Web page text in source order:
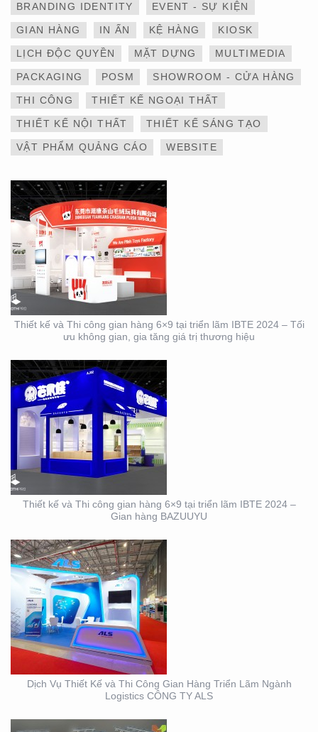
BRANDING IDENTITY EVENT - SỰ KIỆN
GIAN HÀNG IN ẤN KỆ HÀNG KIOSK
LỊCH ĐỘC QUYỀN MẶT DỰNG MULTIMEDIA
PACKAGING POSM SHOWROOM - CỬA HÀNG
THI CÔNG THIẾT KẾ NGOẠI THẤT
THIẾT KẾ NỘI THẤT THIẾT KẾ SÁNG TẠO
VẬT PHẨM QUẢNG CÁO WEBSITE
THIẾT KẾ VÀ THI CÔNG
GIAN HÀNG 6×9 TẠI
TRIỂN LÃM IBTE 2024 –
TỐI ƯU KHÔNG GIAN,
GIA TĂNG GIÁ TRỊ
THƯƠNG HIỆU
Thiết kế và Thi công gian hàng 6×9 tại triển lãm IBTE 2024 – Tối
ưu không gian, gia tăng giá trị thương hiệu
THIẾT KẾ VÀ THI CÔNG
GIAN HÀNG 6×9 TẠI
TRIỂN LÃM IBTE 2024 –
GIAN HÀNG BAZUUYU
Thiết kế và Thi công gian hàng 6×9 tại triển lãm IBTE 2024 –
Gian hàng BAZUUYU
DỊCH VỤ THIẾT KẾ VÀ
THI CÔNG GIAN HÀNG
TRIỂN LÃM NGÀNH
LOGISTICS CÔNG TY
ALS
Dịch Vụ Thiết Kế và Thi Công Gian Hàng Triển Lãm Ngành
Logistics CÔNG TY ALS
THIẾT KẾ THI CÔNG
GIAN HÀNG TRIỂN LÃM
VIFA EXPO 2023 UY TÍN
– CHẤT LƯỢNG